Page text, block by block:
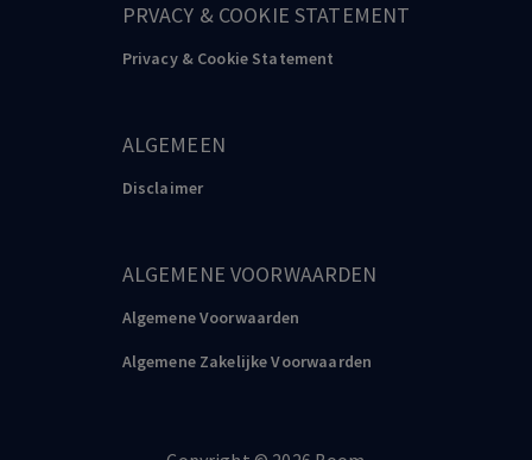
PRVACY & COOKIE STATEMENT
Privacy & Cookie Statement
ALGEMEEN
Disclaimer
ALGEMENE VOORWAARDEN
Algemene Voorwaarden
Algemene Zakelijke Voorwaarden